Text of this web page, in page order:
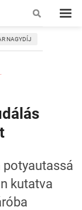
NAGYDÍJ
kutatva